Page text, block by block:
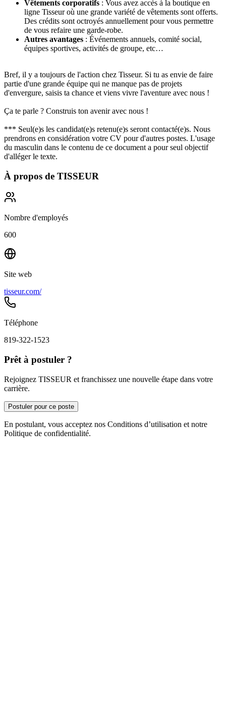
Vêtements corporatifs : Vous avez accès à la boutique en
ligne Tisseur où une grande variété de vêtements sont offerts.
Des crédits sont octroyés annuellement pour vous permettre
de vous refaire une garde-robe.
Autres avantages : Événements annuels, comité social,
équipes sportives, activités de groupe, etc…
Bref, il y a toujours de l'action chez Tisseur. Si tu as envie de faire
partie d'une grande équipe qui ne manque pas de projets
d'envergure, saisis ta chance et viens vivre l'aventure avec nous !
Ça te parle ? Construis ton avenir avec nous !
*** Seul(e)s les candidat(e)s retenu(e)s seront contacté(e)s. Nous
prendrons en considération votre CV pour d'autres postes. L'usage
du masculin dans le contenu de ce document a pour seul objectif
d'alléger le texte.
À propos de TISSEUR
Nombre d'employés
600
Site web
tisseur.com/
Téléphone
819-322-1523
Prêt à postuler ?
Rejoignez TISSEUR et franchissez une nouvelle étape dans votre
carrière.
Postuler pour ce poste
En postulant, vous acceptez nos Conditions d’utilisation et notre
Politique de confidentialité.